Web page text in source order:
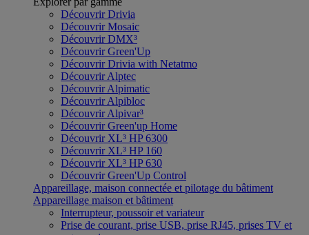
Découvrir Drivia
Découvrir Mosaic
Découvrir DMX³
Découvrir Green'Up
Découvrir Drivia with Netatmo
Découvrir Alptec
Découvrir Alpimatic
Découvrir Alpibloc
Découvrir Alpivar³
Découvrir Green'up Home
Découvrir XL³ HP 6300
Découvrir XL³ HP 160
Découvrir XL³ HP 630
Découvrir Green'Up Control
Appareillage, maison connectée et pilotage du bâtiment
Appareillage maison et bâtiment
Interrupteur, poussoir et variateur
Prise de courant, prise USB, prise RJ45, prises TV et